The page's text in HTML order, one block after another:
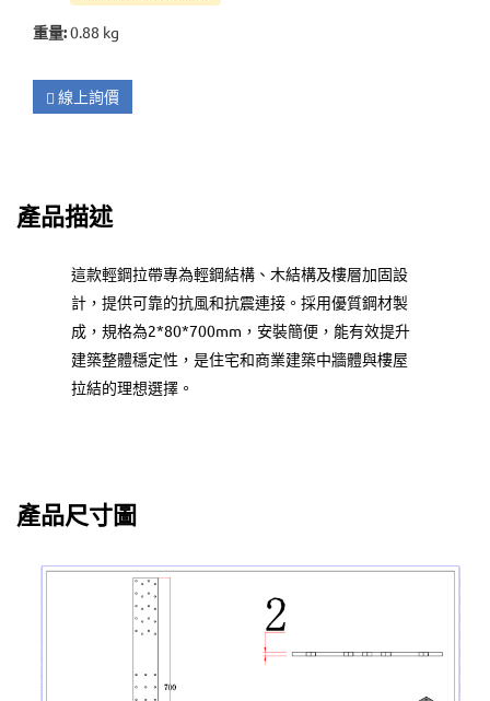
重量:0.88 kg
線上詢價
產品描述
這款輕鋼拉帶專為輕鋼結構、木結構及樓層加固設
計，提供可靠的抗風和抗震連接。採用優質鋼材製
成，規格為2*80*700mm，安裝簡便，能有效提升
建築整體穩定性，是住宅和商業建築中牆體與樓屋
拉結的理想選擇。
產品尺寸圖